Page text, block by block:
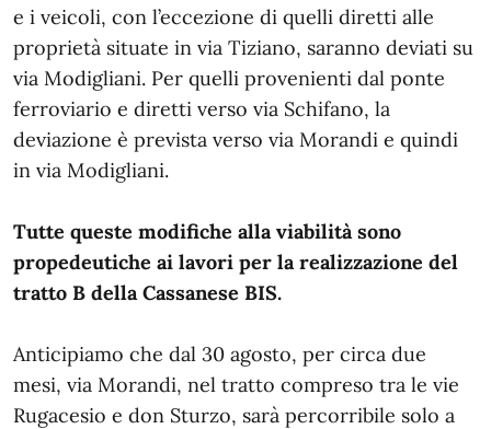
e i veicoli, con l’eccezione di quelli diretti alle
proprietà situate in via Tiziano, saranno deviati su
via Modigliani. Per quelli provenienti dal ponte
ferroviario e diretti verso via Schifano, la
deviazione è prevista verso via Morandi e quindi
in via Modigliani.
Tutte queste modifiche alla viabilità sono
propedeutiche ai lavori per la realizzazione del
tratto B della Cassanese BIS.
Anticipiamo che dal 30 agosto, per circa due
mesi, via Morandi, nel tratto compreso tra le vie
Rugacesio e don Sturzo, sarà percorribile solo a